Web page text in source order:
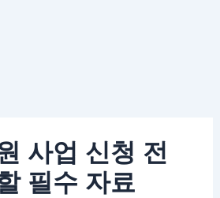
사업 신청 전
필수 자료